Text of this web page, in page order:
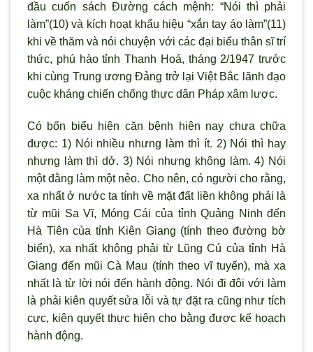
đầu cuốn sách Đường cách mệnh: “Nói thì phải
làm”(10) và kích hoạt khẩu hiệu “xắn tay áo làm”(11)
khi về thăm và nói chuyện với các đại biểu thân sĩ trí
thức, phú hào tỉnh Thanh Hoá, tháng 2/1947 trước
khi cùng Trung ương Đảng trở lại Việt Bắc lãnh đạo
cuộc kháng chiến chống thực dân Pháp xâm lược.
Có bốn biểu hiện căn bệnh hiện nay chưa chữa
được: 1) Nói nhiều nhưng làm thì ít. 2) Nói thì hay
nhưng làm thì dở. 3) Nói nhưng không làm. 4) Nói
một đằng làm một nẻo. Cho nên, có người cho rằng,
xa nhất ở nước ta tính về mặt đất liền không phải là
từ mũi Sa Vĩ, Móng Cái của tỉnh Quảng Ninh đến
Hà Tiên của tỉnh Kiên Giang (tính theo đường bờ
biển), xa nhất không phải từ Lũng Cú của tỉnh Hà
Giang đến mũi Cà Mau (tính theo vĩ tuyến), mà xa
nhất là từ lời nói đến hành động. Nói đi đôi với làm
là phải kiên quyết sửa lỗi và tự đặt ra cũng như tích
cực, kiên quyết thực hiện cho bằng được kế hoạch
hành động.